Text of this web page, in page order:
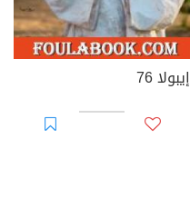
إيبولا 76